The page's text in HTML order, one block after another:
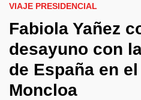
VIAJE PRESIDENCIAL
Fabiola Yañez
desayuno con
de España en
Moncloa